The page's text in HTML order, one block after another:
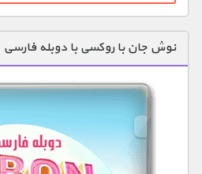
نوش جان با روکسی با دوبله فارسی